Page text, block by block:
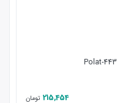
215,454 تومان